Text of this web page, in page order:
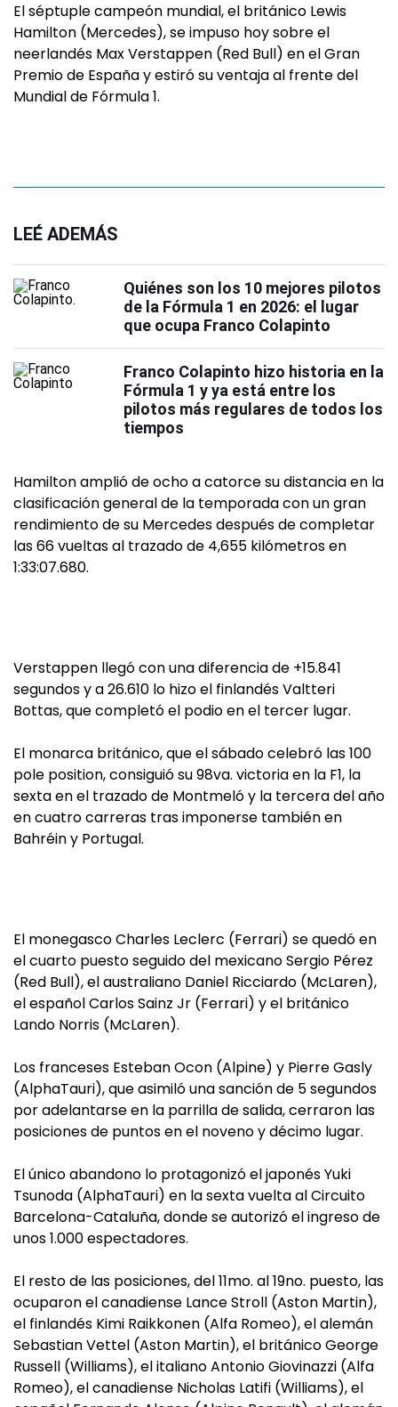
El séptuple campeón mundial, el británico Lewis
Hamilton (Mercedes), se impuso hoy sobre el
neerlandés Max Verstappen (Red Bull) en el Gran
Premio de España y estiró su ventaja al frente del
Mundial de Fórmula 1.
LEÉ ADEMÁS
Quiénes son los 10 mejores pilotos
de la Fórmula 1 en 2026: el lugar
que ocupa Franco Colapinto
Franco Colapinto hizo historia en la
Fórmula 1 y ya está entre los
pilotos más regulares de todos los
tiempos
Hamilton amplió de ocho a catorce su distancia en la
clasificación general de la temporada con un gran
rendimiento de su Mercedes después de completar
las 66 vueltas al trazado de 4,655 kilómetros en
1:33:07.680.
Verstappen llegó con una diferencia de +15.841
segundos y a 26.610 lo hizo el finlandés Valtteri
Bottas, que completó el podio en el tercer lugar.
El monarca británico, que el sábado celebró las 100
pole position, consiguió su 98va. victoria en la F1, la
sexta en el trazado de Montmeló y la tercera del año
en cuatro carreras tras imponerse también en
Bahréin y Portugal.
El monegasco Charles Leclerc (Ferrari) se quedó en
el cuarto puesto seguido del mexicano Sergio Pérez
(Red Bull), el australiano Daniel Ricciardo (McLaren),
el español Carlos Sainz Jr (Ferrari) y el británico
Lando Norris (McLaren).
Los franceses Esteban Ocon (Alpine) y Pierre Gasly
(AlphaTauri), que asimiló una sanción de 5 segundos
por adelantarse en la parrilla de salida, cerraron las
posiciones de puntos en el noveno y décimo lugar.
El único abandono lo protagonizó el japonés Yuki
Tsunoda (AlphaTauri) en la sexta vuelta al Circuito
Barcelona-Cataluña, donde se autorizó el ingreso de
unos 1.000 espectadores.
El resto de las posiciones, del 11mo. al 19no. puesto, las
ocuparon el canadiense Lance Stroll (Aston Martin),
el finlandés Kimi Raikkonen (Alfa Romeo), el alemán
Sebastian Vettel (Aston Martin), el británico George
Russell (Williams), el italiano Antonio Giovinazzi (Alfa
Romeo), el canadiense Nicholas Latifi (Williams), el